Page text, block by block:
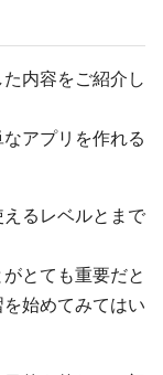
内容をご紹介し
アプリを作れる
るレベルとまで
とても重要だと
始めてみてはい